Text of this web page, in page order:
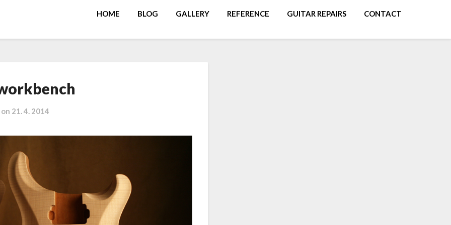
HOME BLOG GALLERY REFERENCE GUITAR REPAIRS CONTACT
21. 4. 2014